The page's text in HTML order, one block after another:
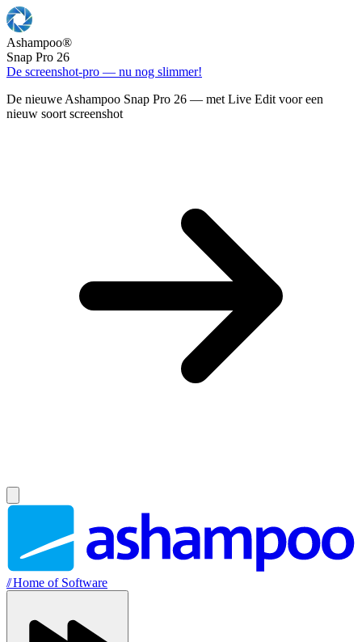
Ashampoo®
Snap Pro 26
De screenshot-pro — nu nog slimmer!
De nieuwe Ashampoo Snap Pro 26 — met Live Edit voor een
nieuw soort screenshot
//Home of Software